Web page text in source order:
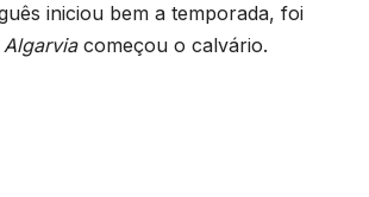
iniciou bem a temporada, foi
Algarviacomeçou o calvário.